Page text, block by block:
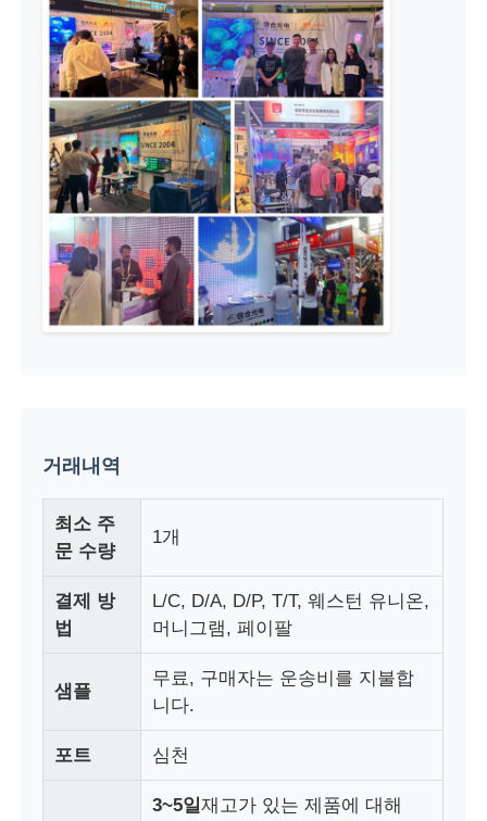
거래내역
최소 주
문 수량
1개
결제 방
법
L/C, D/A, D/P, T/T, 웨스턴 유니온,
머니그램, 페이팔
샘플
무료, 구매자는 운송비를 지불합
니다.
포트 심천
3~5일재고가 있는 제품에 대해